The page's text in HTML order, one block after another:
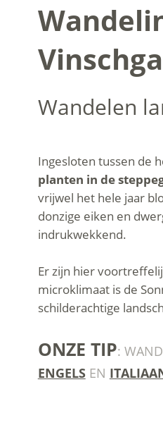
Wandelen
Ingesloten tussen de
planten in de
vrijwel het hele jaar
donzige eiken en
indrukwekkend.
Er zijn hier
microklimaat is de
schilderachtige
ONZE TIP:
ENGELSEN